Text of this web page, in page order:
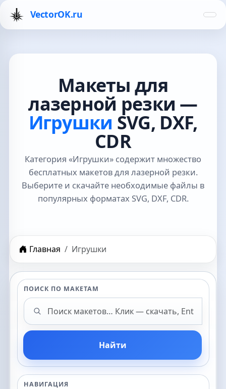
VectorOK.ru
Макеты для
лазерной резки —
Игрушки SVG, DXF,
CDR
Категория «Игрушки» содержит множество
бесплатных макетов для лазерной резки.
Выберите и скачайте необходимые файлы в
популярных форматах SVG, DXF, CDR.
Главная Игрушки
ПОИСК ПО МАКЕТАМ
Поиск макетов
Найти
НАВИГАЦИЯ